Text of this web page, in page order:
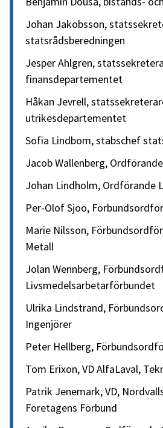
Johan Jakobsson,
statsrådsberedningen
Jesper Ahlgren,
finansdepartementet
Håkan Jevrell,
utrikesdepartementet
Sofia Lindbom, stabschef
Jacob Wallenberg,
Johan Lindholm, Ordförande
Per-Olof Sjöö,
Marie Nilsson,
Metall
Jolan Wennberg,
Livsmedelsarbetarförbundet
Ulrika Lindstrand,
Ingenjörer
Peter Hellberg,
Tom Erixon, VD AlfaLaval,
Patrik Jenemark, VD,
Företagens Förbund